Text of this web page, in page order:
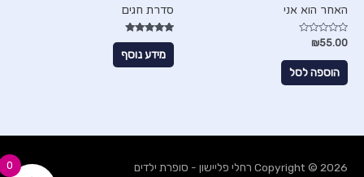
האחר הוא אני
דורג
מתוך
₪55.00
הוספה לסל
סדרת חגים
דורג
5.00
מתוך 5
מידע נוסף
Copyright © 2026 רחלי פליישון - סופרת ילדים 0